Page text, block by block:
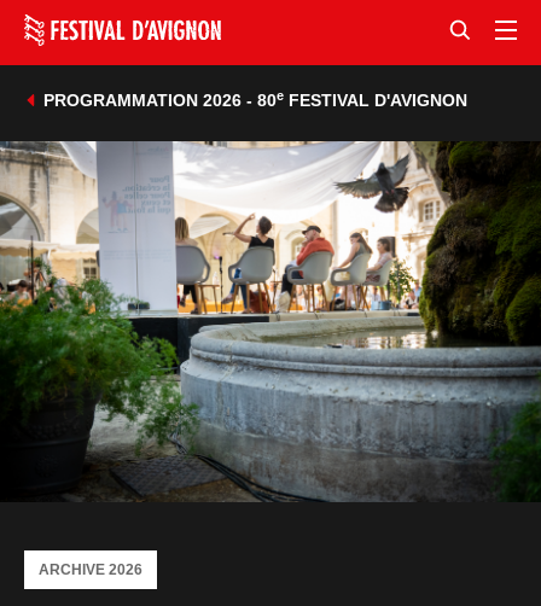
PROGRAMMATION 2026 - 80eFESTIVAL D'AVIGNON
ARCHIVE 2026